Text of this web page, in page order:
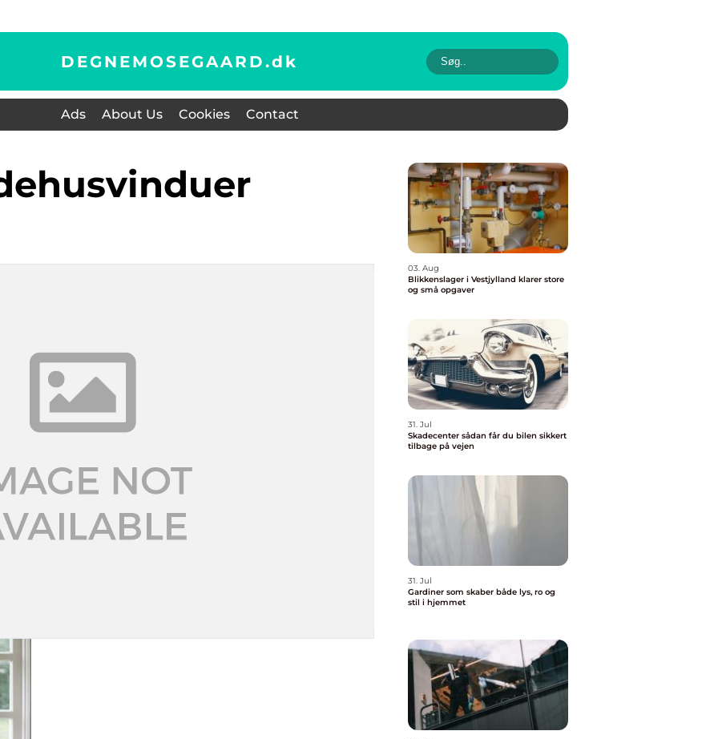
DEGNEMOSEGAARD.dk
Ads About Us Cookies Contact
03. Aug
Blikkenslager i Vestjylland klarer store
og små opgaver
31. Jul
Skadecenter sådan får du bilen sikkert
tilbage på vejen
31. Jul
Gardiner som skaber både lys, ro og
stil i hjemmet